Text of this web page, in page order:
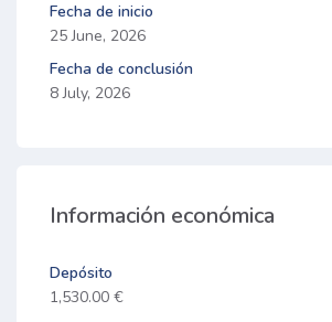
Fecha de inicio
25 June, 2026
Fecha de conclusión
8 July, 2026
Información económica
Depósito
1,530.00 €